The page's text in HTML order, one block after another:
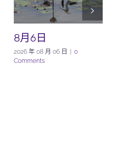
8月6日
2026 年 08 月 06 日 | 0
Comments